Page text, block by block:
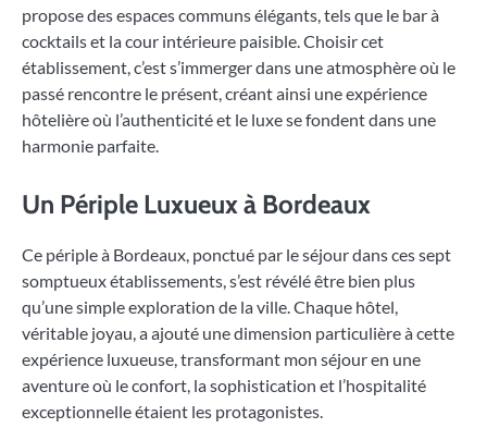
propose des espaces communs élégants, tels que le bar à
cocktails et la cour intérieure paisible. Choisir cet
établissement, c’est s’immerger dans une atmosphère où le
passé rencontre le présent, créant ainsi une expérience
hôtelière où l’authenticité et le luxe se fondent dans une
harmonie parfaite.
Un Périple Luxueux à Bordeaux
Ce périple à Bordeaux, ponctué par le séjour dans ces sept
somptueux établissements, s’est révélé être bien plus
qu’une simple exploration de la ville. Chaque hôtel,
véritable joyau, a ajouté une dimension particulière à cette
expérience luxueuse, transformant mon séjour en une
aventure où le confort, la sophistication et l’hospitalité
exceptionnelle étaient les protagonistes.